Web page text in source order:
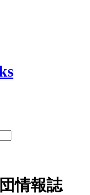
情報誌